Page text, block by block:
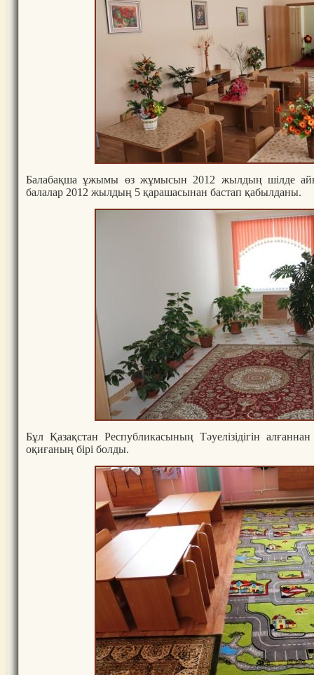
Балабақша ұжымы өз жұмысын 2012 жылдың шілде
балалар 2012 жылдың 5 қарашасынан бастап қабылданы.
Бұл Қазақстан Республикасының Тәуелізідігін
оқиғаның бірі болды.